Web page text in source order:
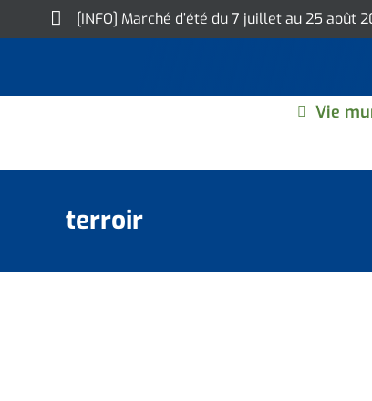
to
[INFO] Marché d’été du 7 juillet au 25 août
Vie
terroir